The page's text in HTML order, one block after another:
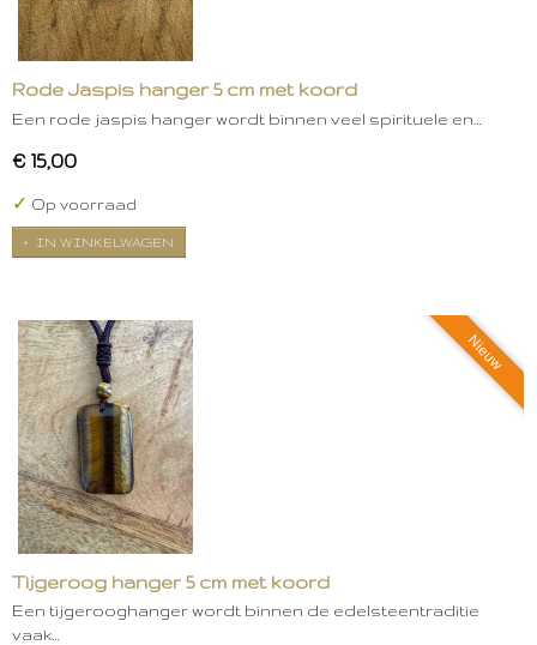
Rode Jaspis hanger 5 cm met koord
Een rode jaspis hanger wordt binnen veel spirituele en…
€ 15,00
✓ Op voorraad
IN WINKELWAGEN
Nieuw
Tijgeroog hanger 5 cm met koord
Een tijgerooghanger wordt binnen de edelsteentraditie
vaak…